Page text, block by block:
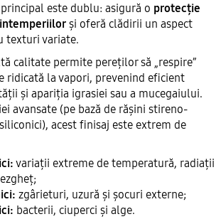
este dublu: asigură o protecție
și oferă clădirii un aspect
texturi variate.
calitate permite pereților să „respire”
ridicată la vapori, prevenind eficient
și apariția igrasiei sau a mucegaiului.
avansate (pe bază de rășini stireno-
acest finisaj este extrem de
variații extreme de temperatură, radiații
zgârieturi, uzură și șocuri externe;
bacterii, ciuperci și alge.